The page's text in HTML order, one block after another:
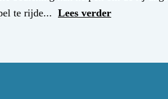
te rijde... Lees verder